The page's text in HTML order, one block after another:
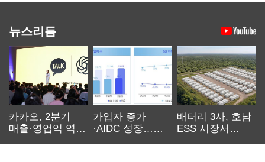
뉴스리듬
카카오, 2분기
매출·영업익 역대
가입자 증가
·AIDC 성장…
배터리 3사, 호남
ESS 시장서